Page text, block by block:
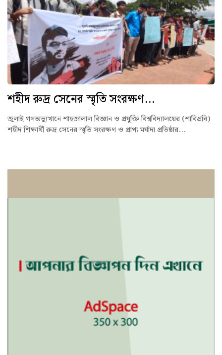
শহীদ রুদ্র সেনের স্মৃতি সংরক্ষণ...
জুলাই গণঅভ্যুত্থানে শাহজালাল বিজ্ঞান ও প্রযুক্তি বিশ্ববিদ্যালয়ের (শাবিপ্রবি)
শহীদ শিক্ষার্থী রুদ্র সেনের স্মৃতি সংরক্ষণ ও প্রাপ্য মর্যাদা প্রতিষ্ঠার...